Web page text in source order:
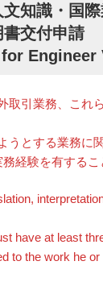
文知識・国
交付申請
Engineer
取引業務、これ
うとする業務に
経験を有するこ
have at least
to the work he